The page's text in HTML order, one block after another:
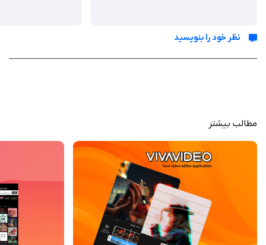
خروجی باکیفیت: ذخیره در رزولوشن‌های ۷۲۰p، ۱۰۸۰p و ۴K.
ویرایش سریع و آسان: برش، ترکیب و ادغام کلیپ‌ها تنها با چند لمس.
افکت‌ها و فیلترهای متنوع: جلوه‌های ویژه و فیلترهای رنگارنگ برای اضافه
اضافه کردن متن و موسیقی: قابلیت افزودن موسیقی پس‌زمینه و نوشتن
متن روی ویدیوها.
ایجاد اسلایدشو: تصاویر خود را به ویدیوهای زیبا تبدیل کنید.
ابزارهای پیشرفته: تنظیم سرعت ویدیوها، حذف پس‌زمینه و افکت‌های
نظر خود را بنویسید
مطالب بیشتر